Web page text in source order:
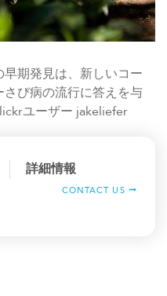
期発見は、新しいコー
び病の流行に答えを与
ユーザー jakeliefer
詳細情報
CONTACT US